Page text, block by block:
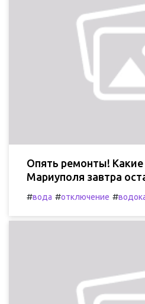
Опять ремонты!
Мариуполя завтра
#вода #отключение #